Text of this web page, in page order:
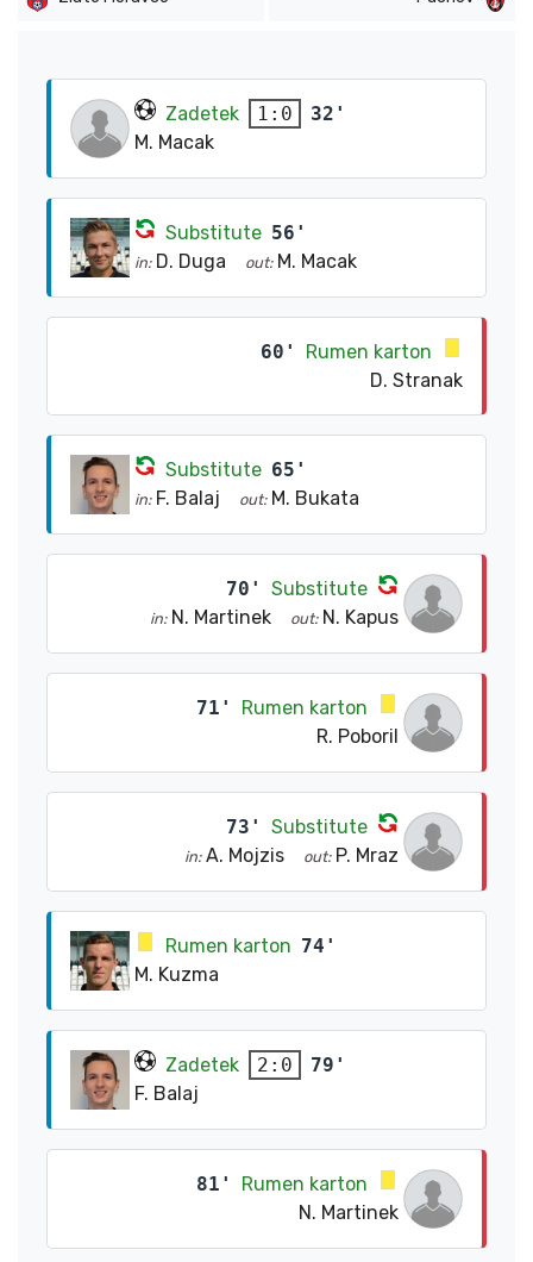
Zadetek 1:0
32'
M. Macak
Substitute 56'
in: D. Duga out: M. Macak
60'
Rumen karton
D. Stranak
Substitute 65'
in: F. Balaj out: M. Bukata
70' Substitute
in: N. Martinek out: N. Kapus
71'
Rumen karton
R. Poboril
73' Substitute
in: A. Mojzis out: P. Mraz
Rumen karton 74'
M. Kuzma
Zadetek 2:0
79'
F. Balaj
81'
Rumen karton
N. Martinek